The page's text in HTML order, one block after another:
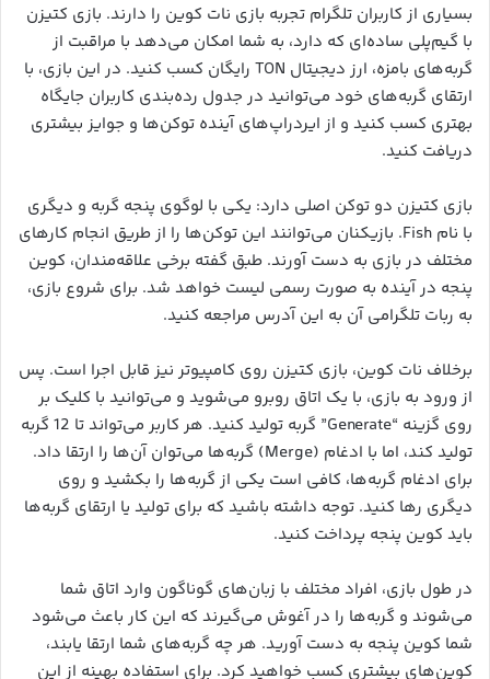
بسیاری از کاربران تلگرام تجربه بازی نات کوین را دارند. بازی کتیزن
با گیم‌پلی ساده‌ای که دارد، به شما امکان می‌دهد با مراقبت از
گربه‌های بامزه، ارز دیجیتال TON رایگان کسب کنید. در این بازی، با
ارتقای گربه‌های خود می‌توانید در جدول رده‌بندی کاربران جایگاه
بهتری کسب کنید و از ایردراپ‌های آینده توکن‌ها و جوایز بیشتری
دریافت کنید.
بازی کتیزن دو توکن اصلی دارد: یکی با لوگوی پنجه گربه و دیگری
با نام Fish. بازیکنان می‌توانند این توکن‌ها را از طریق انجام کارهای
مختلف در بازی به دست آورند. طبق گفته برخی علاقه‌مندان، کوین
پنجه در آینده به صورت رسمی لیست خواهد شد. برای شروع بازی،
به ربات تلگرامی آن به این آدرس مراجعه کنید.
برخلاف نات کوین، بازی کتیزن روی کامپیوتر نیز قابل اجرا است. پس
از ورود به بازی، با یک اتاق روبرو می‌شوید و می‌توانید با کلیک بر
روی گزینه “Generate” گربه تولید کنید. هر کاربر می‌تواند تا 12 گربه
تولید کند، اما با ادغام (Merge) گربه‌ها می‌توان آن‌ها را ارتقا داد.
برای ادغام گربه‌ها، کافی است یکی از گربه‌ها را بکشید و روی
دیگری رها کنید. توجه داشته باشید که برای تولید یا ارتقای گربه‌ها
باید کوین پنجه پرداخت کنید.
در طول بازی، افراد مختلف با زبان‌های گوناگون وارد اتاق شما
می‌شوند و گربه‌ها را در آغوش می‌گیرند که این کار باعث می‌شود
شما کوین پنجه به دست آورید. هر چه گربه‌های شما ارتقا یابند،
کوین‌های بیشتری کسب خواهید کرد. برای استفاده بهینه از این